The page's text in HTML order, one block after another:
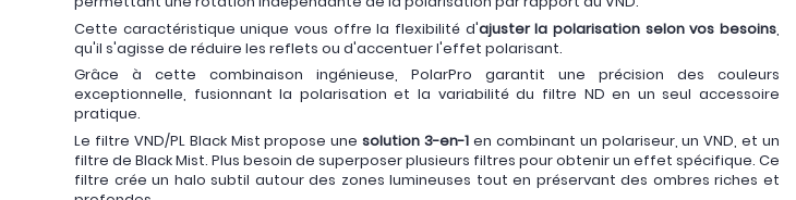
Cette caractéristique unique vous offre la flexibilité d'ajuster la polarisation selon vos besoins,
qu'il s'agisse de réduire les reflets ou d'accentuer l'effet polarisant.
Grâce à cette combinaison ingénieuse, PolarPro garantit une précision des couleurs
exceptionnelle, fusionnant la polarisation et la variabilité du filtre ND en un seul accessoire
pratique.
Le filtre VND/PL Black Mist propose unesolution 3-en-1 en combinant un polariseur, un VND, et un
filtre de Black Mist. Plus besoin de superposer plusieurs filtres pour obtenir un effet spécifique. Ce
filtre crée un halo subtil autour des zones lumineuses tout en préservant des ombres riches et